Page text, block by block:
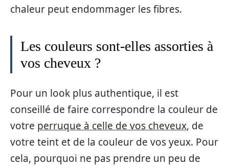
chaleur peut endommager les fibres.
Les couleurs sont-elles assorties à
vos cheveux ?
Pour un look plus authentique, il est
conseillé de faire correspondre la couleur de
votre perruque à celle de vos cheveux, de
votre teint et de la couleur de vos yeux. Pour
cela, pourquoi ne pas prendre un peu de